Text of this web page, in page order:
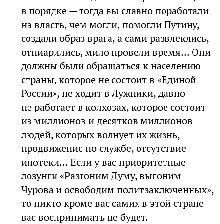
в порядке — тогда вы славно поработали
на власть, чем могли, помогли Путину,
создали образ врага, а сами развлеклись,
отпиарились, мило провели время... Они
должны были обращаться к населению
страны, которое не состоит в «Единой
России», не ходит в Лужники, давно
не работает в колхозах, которое состоит
из миллионов и десятков миллионов
людей, которых волнует их жизнь,
продвижение по службе, отсутствие
ипотеки... Если у вас приоритетные
лозунги «Разгоним Думу, выгоним
Чурова и освободим политзаключенных»,
то никто кроме вас самих в этой стране
вас воспринимать не будет.